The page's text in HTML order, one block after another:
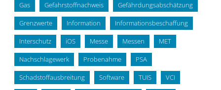
Gas Gefahrstoffnachweis Gefährdungsabschätzung
Grenzwerte Information Informationsbeschaffung
Interschutz iOS Messe Messen MET
Nachschlagewerk Probenahme PSA
Schadstoffausbreitung Software TUIS VCI